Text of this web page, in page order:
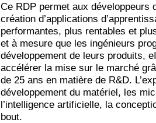
Ce RDP permet aux développeurs
création d’applications
performantes, plus rentables et
et à mesure que les ingénieurs
développement de leurs produits,
accélérer la mise sur le marché
de 25 ans en matière de R&D.
développement du matériel, les
l’intelligence artificielle, la
bout.